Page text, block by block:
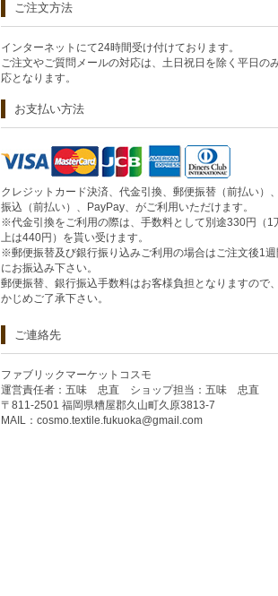
ご注文方法
インターネットにて24時間受け付けております。
ご注文やご質問メールの対応は、土日祝日を除く平日の
応となります。
お支払い方法
クレジットカード決済、代金引換、郵便振替（前払い）
振込（前払い）、PayPay、がご利用いただけます。
※代金引換をご利用の際は、手数料として別途330円（1
上は440円）を貰い受けます。
※郵便振替及び銀行振り込みご利用の場合はご注文後1週
にお振込み下さい。
郵便振替、銀行振込手数料はお客様負担となりますので
かじめご了承下さい。
ご連絡先
ファブリックマーケットコスモ
運営責任者：五味 忠直 ショップ担当：五味 忠直
〒811-2501 福岡県糟屋郡久山町久原3813-7
MAIL： cosmo.textile.fukuoka@gmail.com